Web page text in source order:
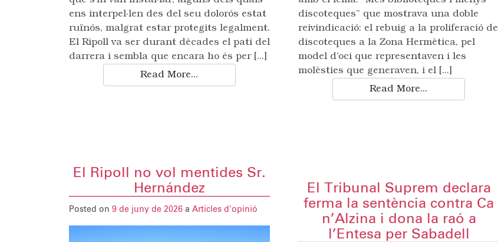
Sabadell
ens interpel·len des del seu dolorós estat
ruïnós, malgrat estar protegits legalment.
El Ripoll va ser durant dècades el pati del
darrera i sembla que encara ho és per [...]
Read More...
discoteques” que mostrava una doble
reivindicació: el rebuig a la proliferació de
discoteques a la Zona Hermètica, pel
model d’oci que representaven i les
molèsties que generaven, i el [...]
Read More...
El Ripoll no vol mentides Sr.
Hernández
Posted on 9 de juny de 2026 a Articles d'opinió
El Tribunal Suprem declara
ferma la sentència contra Ca
n’Alzina i dona la raó a
l’Entesa per Sabadell